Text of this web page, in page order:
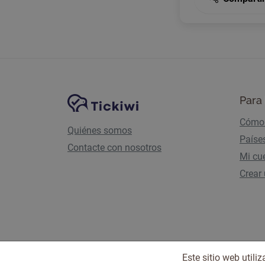
Navegación del sitioPlataforma Tickiwi
Quiénes somos
Contacte con nosotros
Mi
Crear
Este sitio web